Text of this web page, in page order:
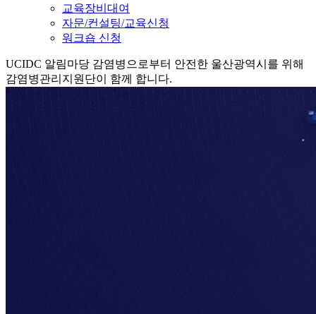
교육장비대여
자문/컨설팅/교육신청
워크숍 신청
UCIDC 알림마당 감염병으로부터 안전한 울산광역시를 위해
감염병관리지원단이 함께 합니다.